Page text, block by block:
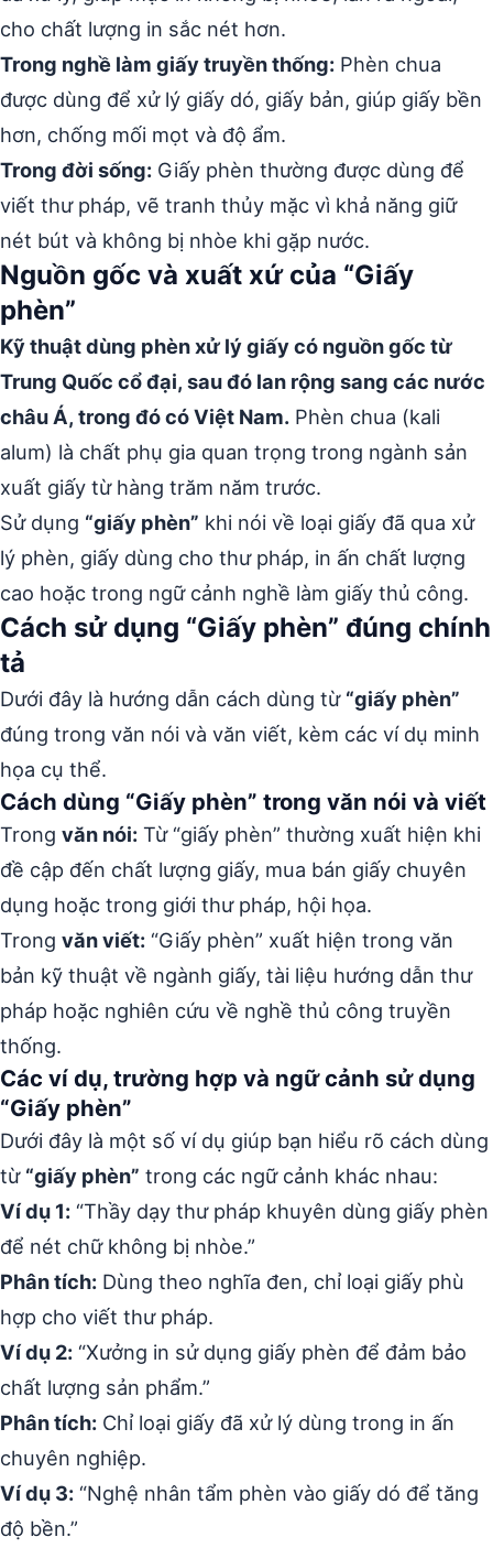
cho chất lượng in sắc nét hơn.
Trong nghề làm giấy truyền thống: Phèn chua
được dùng để xử lý giấy dó, giấy bản, giúp giấy bền
hơn, chống mối mọt và độ ẩm.
Trong đời sống: Giấy phèn thường được dùng để
viết thư pháp, vẽ tranh thủy mặc vì khả năng giữ
nét bút và không bị nhòe khi gặp nước.
Nguồn gốc và xuất xứ của “Giấy
phèn”
Kỹ thuật dùng phèn xử lý giấy có nguồn gốc từ
Trung Quốc cổ đại, sau đó lan rộng sang các nước
châu Á, trong đó có Việt Nam. Phèn chua (kali
alum) là chất phụ gia quan trọng trong ngành sản
xuất giấy từ hàng trăm năm trước.
Sử dụng “giấy phèn” khi nói về loại giấy đã qua xử
lý phèn, giấy dùng cho thư pháp, in ấn chất lượng
cao hoặc trong ngữ cảnh nghề làm giấy thủ công.
Cách sử dụng “Giấy phèn” đúng chính
tả
Dưới đây là hướng dẫn cách dùng từ “giấy phèn”
đúng trong văn nói và văn viết, kèm các ví dụ minh
họa cụ thể.
Cách dùng “Giấy phèn” trong văn nói và viết
Trong văn nói: Từ “giấy phèn” thường xuất hiện khi
đề cập đến chất lượng giấy, mua bán giấy chuyên
dụng hoặc trong giới thư pháp, hội họa.
Trong văn viết: “Giấy phèn” xuất hiện trong văn
bản kỹ thuật về ngành giấy, tài liệu hướng dẫn thư
pháp hoặc nghiên cứu về nghề thủ công truyền
thống.
Các ví dụ, trường hợp và ngữ cảnh sử dụng
“Giấy phèn”
Dưới đây là một số ví dụ giúp bạn hiểu rõ cách dùng
từ “giấy phèn” trong các ngữ cảnh khác nhau:
Ví dụ 1: “Thầy dạy thư pháp khuyên dùng giấy phèn
để nét chữ không bị nhòe.”
Phân tích: Dùng theo nghĩa đen, chỉ loại giấy phù
hợp cho viết thư pháp.
Ví dụ 2: “Xưởng in sử dụng giấy phèn để đảm bảo
chất lượng sản phẩm.”
Phân tích: Chỉ loại giấy đã xử lý dùng trong in ấn
chuyên nghiệp.
Ví dụ 3: “Nghệ nhân tẩm phèn vào giấy dó để tăng
độ bền.”